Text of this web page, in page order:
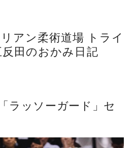
アン柔術道場 トライ
田のおかみ日記
ラッソーガード」セ